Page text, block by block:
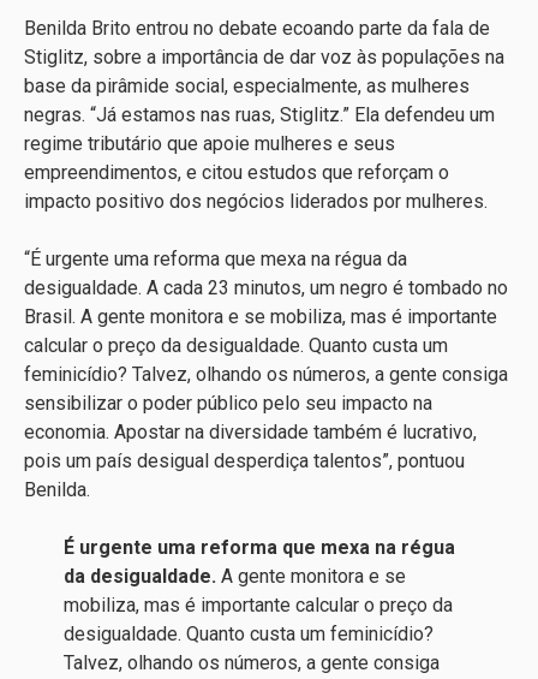
Benilda Brito entrou no debate ecoando parte da fala de
Stiglitz, sobre a importância de dar voz às populações na
base da pirâmide social, especialmente, as mulheres
negras. “Já estamos nas ruas, Stiglitz.” Ela defendeu um
regime tributário que apoie mulheres e seus
empreendimentos, e citou estudos que reforçam o
impacto positivo dos negócios liderados por mulheres.
“É urgente uma reforma que mexa na régua da
desigualdade. A cada 23 minutos, um negro é tombado no
Brasil. A gente monitora e se mobiliza, mas é importante
calcular o preço da desigualdade. Quanto custa um
feminicídio? Talvez, olhando os números, a gente consiga
sensibilizar o poder público pelo seu impacto na
economia. Apostar na diversidade também é lucrativo,
pois um país desigual desperdiça talentos”, pontuou
Benilda.
É urgente uma reforma que mexa na régua
da desigualdade.A gente monitora e se
mobiliza, mas é importante calcular o preço da
desigualdade. Quanto custa um feminicídio?
Talvez, olhando os números, a gente consiga